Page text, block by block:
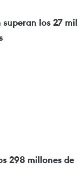
los 27 mil
298 millones de